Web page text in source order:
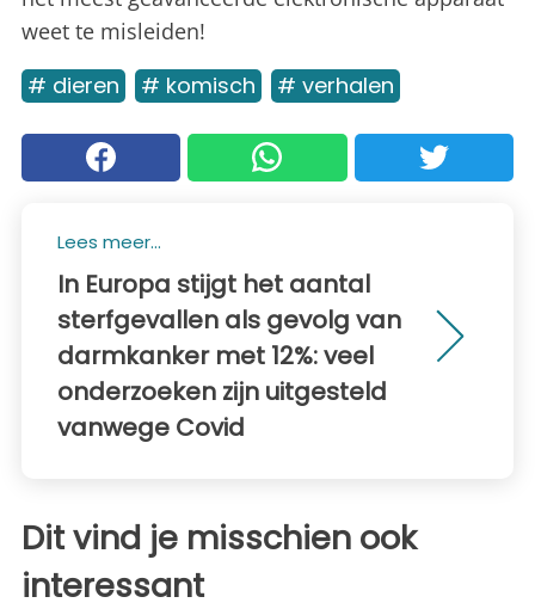
weet te misleiden!
# dieren # komisch # verhalen
Lees meer...
In Europa stijgt het aantal
sterfgevallen als gevolg van
darmkanker met 12%: veel
onderzoeken zijn uitgesteld
vanwege Covid
Dit vind je misschien ook
interessant